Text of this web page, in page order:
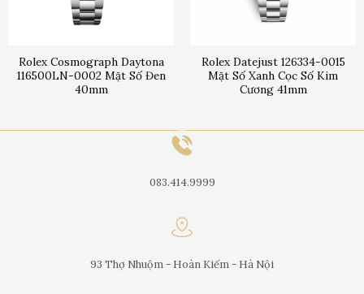
Rolex Cosmograph Daytona
116500LN-0002 Mặt Số Đen
40mm
Rolex Datejust 126334-0015
Mặt Số Xanh Cọc Số Kim
Cương 41mm
083.414.9999
93 Thợ Nhuộm - Hoàn Kiếm - Hà Nội